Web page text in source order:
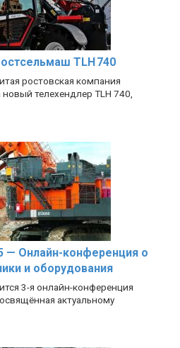
TLH 740
ростовская компания
телехендлер TLH 740,
— Онлайн-конференция о
и оборудования
3-я онлайн-конференция
актуальному